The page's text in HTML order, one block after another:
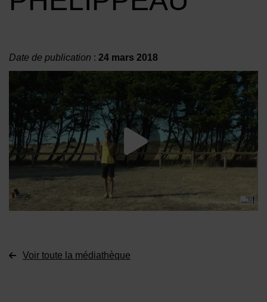
Date de publication : 24 mars 2018
Lancer la
Voir toute la médiathèque